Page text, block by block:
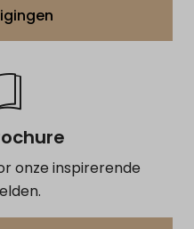
onze inspirerende